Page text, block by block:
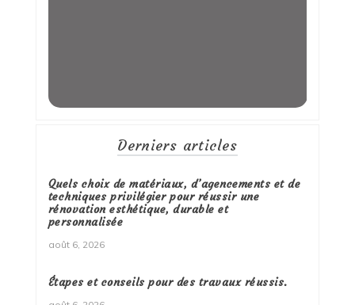
Derniers articles
Quels choix de matériaux, d’agencements et de
techniques privilégier pour réussir une
rénovation esthétique, durable et
personnalisée
août 6, 2026
Étapes et conseils pour des travaux réussis.